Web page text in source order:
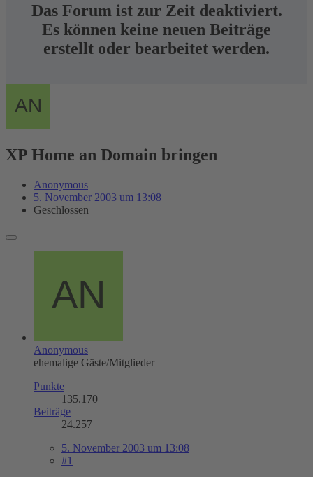
Das Forum ist zur Zeit deaktiviert.
Es können keine neuen Beiträge
erstellt oder bearbeitet werden.
XP Home an Domain bringen
Anonymous
5. November 2003 um 13:08
Geschlossen
Anonymous
ehemalige Gäste/Mitglieder
Punkte
135.170
Beiträge
24.257
5. November 2003 um 13:08
#1